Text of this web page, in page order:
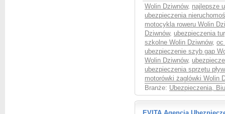
Wolin Dziwnów, najlepsze
ubezpieczenia
motocykla roweru Wolin
Dziwnów, ubezpieczenia
szkolne Wolin Dziwnów, oc
ubezpieczenie szyb gap
Wolin Dziwnów,
ubezpieczenia sprzętu
motorówki żaglówki Wolin
Branże: Ubezpieczenia,